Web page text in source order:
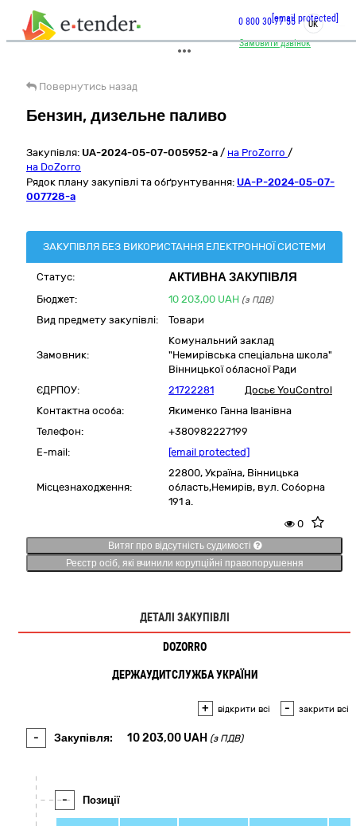
Замовити дзвінок
0 800 30 77 55[email protected]
UK
Повернутись назад
Бензин, дизельне паливо
Закупівля: UA-2024-05-07-005952-a / на ProZorro /
на DoZorro
Рядок плану закупівлі та обґрунтування: UA-P-2024-05-07-
007728-a
ЗАКУПІВЛЯ БЕЗ ВИКОРИСТАННЯ ЕЛЕКТРОННОЇ СИСТЕМИ
Статус: АКТИВНА ЗАКУПІВЛЯ
Бюджет: 10 203,00 UAH (з ПДВ)
Вид предмету закупівлі: Товари
Замовник:
Комунальний заклад
"Немирівська спеціальна школа"
Вінницької обласної Ради
ЄДРПОУ:
21722281
Досьє YouControl
Контактна особа:
Якименко Ганна Іванівна
Телефон:
+380982227199
E-mail:
[email protected]
Місцезнаходження:
22800, Україна, Вінницька
область,Немирів, вул. Соборна
191 а.
0
Витяг про відсутність судимості
Реєстр осіб, які вчинили корупційні правопорушення
ДЕТАЛІ ЗАКУПІВЛІ
DOZORRO
ДЕРЖАУДИТСЛУЖБА УКРАЇНИ
+ відкрити всі - закрити всі
- Закупівля: 10 203,00 UAH (з ПДВ)
- Позиції